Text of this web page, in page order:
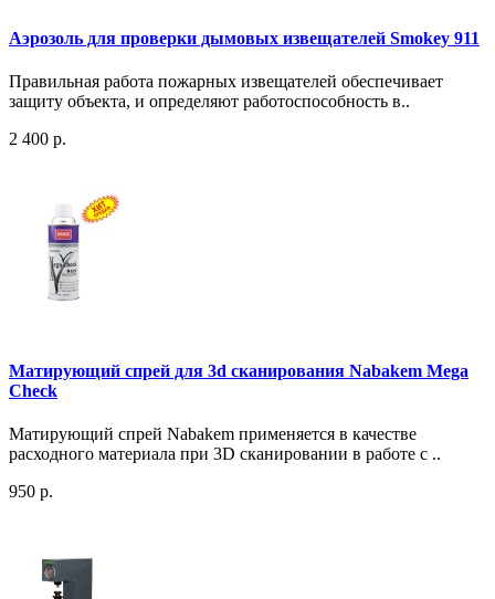
Аэрозоль для проверки дымовых извещателей Smokey 911
Правильная работа пожарных извещателей обеспечивает
защиту объекта, и определяют работоспособность в..
2 400 р.
Матирующий спрей для 3d сканирования Nabakem Mega
Check
Матирующий спрей Nabakem применяется в качестве
расходного материала при 3D сканировании в работе с ..
950 р.